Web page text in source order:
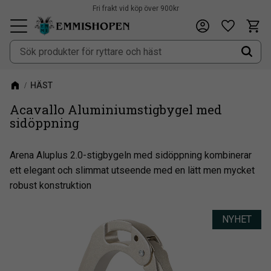
Meny
Fri frakt vid köp över 900kr
HÄST
Acavallo Aluminiumstigbygel med
sidöppning
​Arena Aluplus 2.0-stigbygeln med sidöppning kombinerar
ett elegant och slimmat utseende med en lätt men mycket
robust konstruktion
NYHET